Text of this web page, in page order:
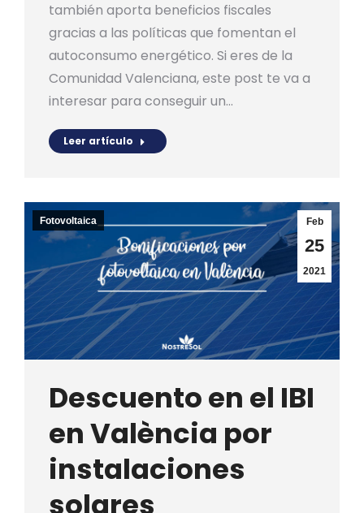
también aporta beneficios fiscales
gracias a las políticas que fomentan el
autoconsumo energético. Si eres de la
Comunidad Valenciana, este post te va a
interesar para conseguir un…
Leer artículo
Feb
25
2021
Fotovoltaica
Descuento en el IBI
en València por
instalaciones
solares